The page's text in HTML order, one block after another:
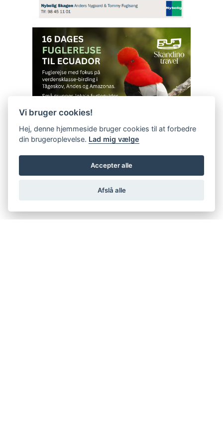
Vi bruger cookies!
Hej, denne hjemmeside bruger cookies til at forbedre
din brugeroplevelse. Lad mig vælge
Accepter alle
Afslå alle